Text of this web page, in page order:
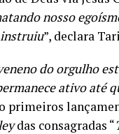
nosso
instruiu”, declara
do orgulho
ativo até
primeiros
das consagradas “